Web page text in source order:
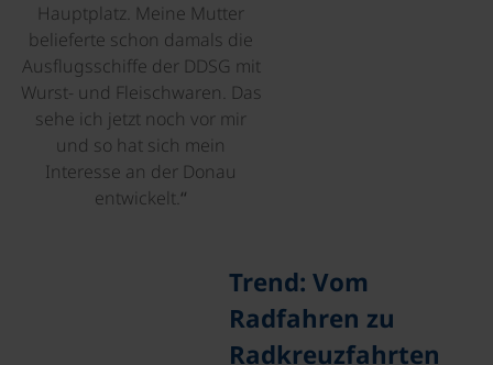
Hauptplatz. Meine Mutter
belieferte schon damals die
Ausflugsschiffe der DDSG mit
Wurst- und Fleischwaren. Das
sehe ich jetzt noch vor mir
und so hat sich mein
Interesse an der Donau
entwickelt.“
Trend: Vom
Radfahren zu
Radkreuzfahrten